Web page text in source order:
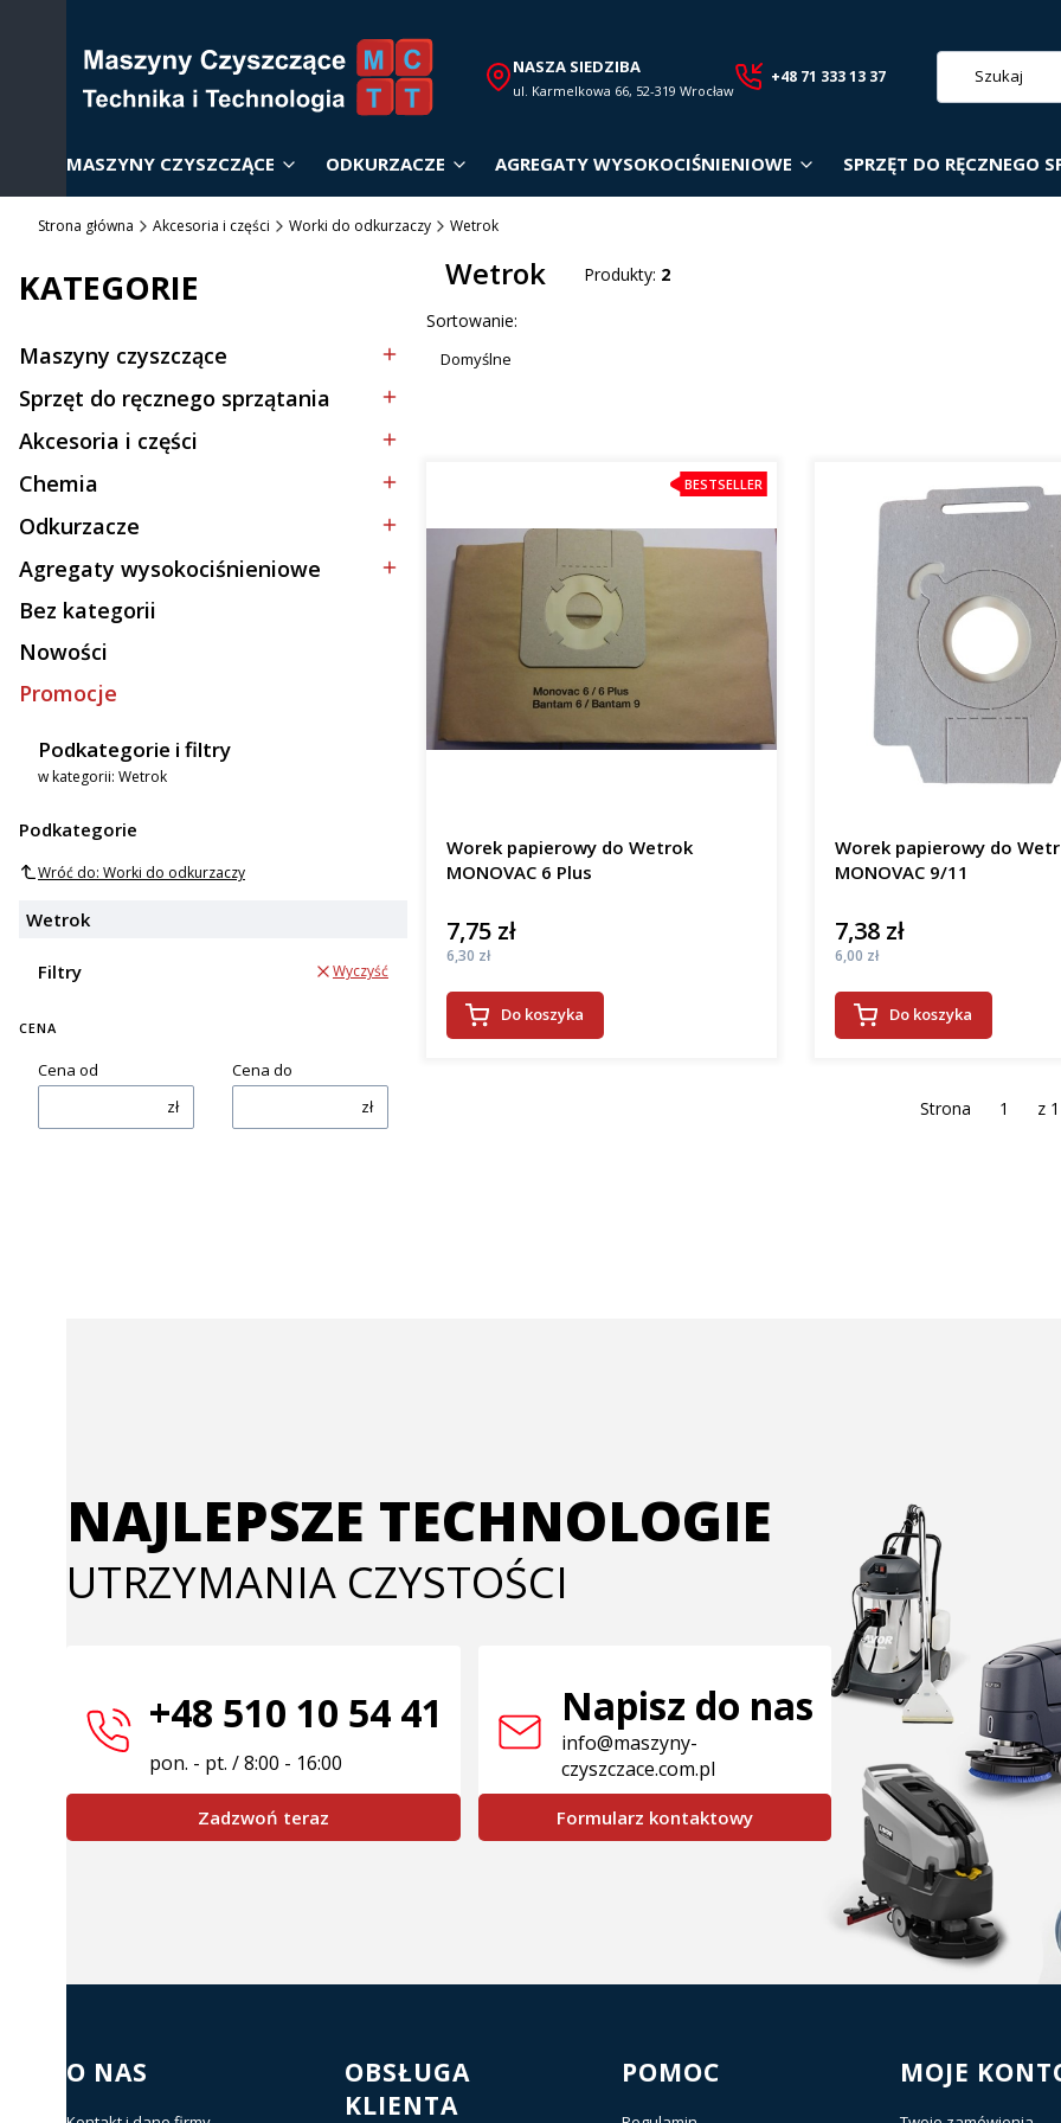
+48 71 333 13 37
NASZA SIEDZIBA
ul. Karmelkowa 66, 52-319 Wrocław
MASZYNY CZYSZCZĄCE ODKURZACZE AGREGATY WYSOKOCIŚNIENIOWE SPRZĘT DO RĘCZNEGO
Strona główna Akcesoria i części Worki do odkurzaczy Wetrok
KATEGORIE
Kategoria - Maszyny czyszczące
Maszyny czyszczące
Kategoria - Sprzęt do ręcznego sprzątania
Sprzęt do ręcznego sprzątania
Kategoria - Akcesoria i części
Akcesoria i części
Kategoria - Chemia
Chemia
Kategoria - Odkurzacze
Odkurzacze
Kategoria - Agregaty wysokociśnieniowe
Agregaty wysokociśnieniowe
Kategoria - Bez kategorii
Bez kategorii
Nowości
Promocje
Podkategorie i filtry
w kategorii: Wetrok
Podkategorie
Wróć do: Worki do odkurzaczy
Wetrok
Filtry Wyczyść
CENA
Cena od
zł
Cena do
zł
Wetrok Produkty: 2
Lista produktów
Sortowanie:
Domyślne
BESTSELLER
Worek papierowy do Wetrok
MONOVAC 6 Plus
Cena
7,75 zł
Cena
6,30 zł
Do koszyka
Worek papierowy do
MONOVAC 9/11
Cena
7,38 zł
Cena
6,00 zł
Do koszyka
Strona z 1
NAJLEPSZE TECHNOLOGIE
UTRZYMANIA CZYSTOŚCI
+48 510 10 54 41
pon. - pt. / 8:00 - 16:00
Zadzwoń teraz
Napisz do nas
info@maszyny-
czyszczace.com.pl
Formularz kontaktowy
Linki w stopce
O NAS
OBSŁUGA
KLIENTA
POMOC MOJE